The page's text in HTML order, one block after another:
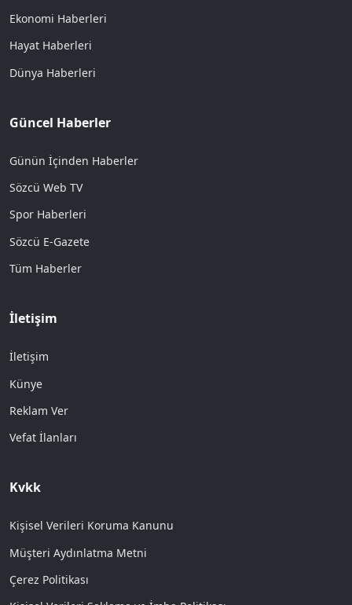
Ekonomi Haberleri
Hayat Haberleri
Dünya Haberleri
Güncel Haberler
Günün İçinden Haberler
Sözcü Web TV
Spor Haberleri
Sözcü E-Gazete
Tüm Haberler
İletişim
İletişim
Künye
Reklam Ver
Vefat İlanları
Kvkk
Kişisel Verileri Koruma Kanunu
Müşteri Aydınlatma Metni
Çerez Politikası